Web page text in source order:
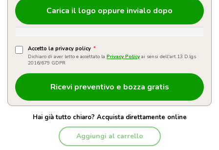
Carica il logo oppure invialo dopo
Accetto la privacy policy *
Dichiaro di aver letto e accettato la Privacy Policy ai sensi dell'art.13 D.lgs
2016/679 GDPR
Hai già tutto chiaro? Acquista direttamente online
Aggiungi al carrello